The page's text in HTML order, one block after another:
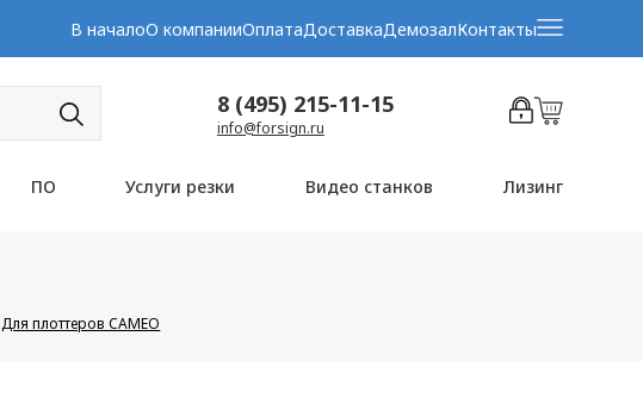
В началоО компанииОплатаДоставкаДемозалКонтакты
8 (495) 215-11-15
info@forsign.ru
ПО Услуги резки Видео станков Лизинг
Для плоттеров CAMEO